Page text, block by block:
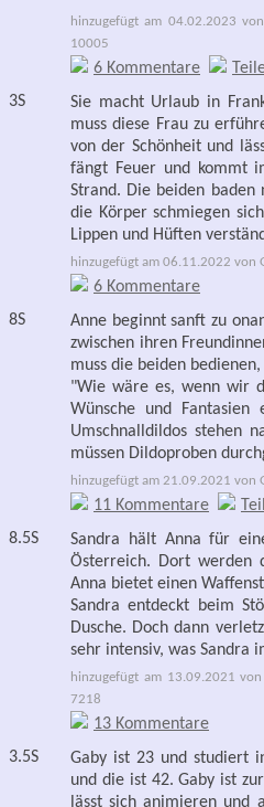
hinzugefügt am 04.02.2023
10005
6 Kommentare
3S
Sie macht Urlaub in
muss diese Frau zu
von der Schönheit und
fängt Feuer und kommt
Strand. Die beiden baden
die Körper schmiegen
Lippen und Hüften
hinzugefügt am 06.11.2022 von
6 Kommentare
8S
Anne beginnt sanft zu
zwischen ihren
muss die beiden
"Wie wäre es, wenn wir
Wünsche und
Umschnalldildos stehen
müssen Dildoproben
hinzugefügt am 21.09.2021 von
11 Kommentare
8.5S
Sandra hält Anna für
Österreich. Dort werden
Anna bietet einen
Sandra entdeckt beim
Dusche. Doch dann
sehr intensiv, was Sandra
hinzugefügt am 13.09.2021
7218
13 Kommentare
3.5S
Gaby ist 23 und studiert
und die ist 42. Gaby ist
lässt sich animieren und